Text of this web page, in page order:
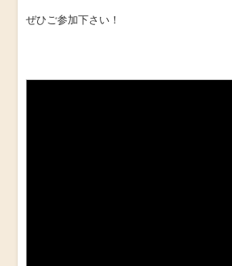
ぜひご参加下さい！